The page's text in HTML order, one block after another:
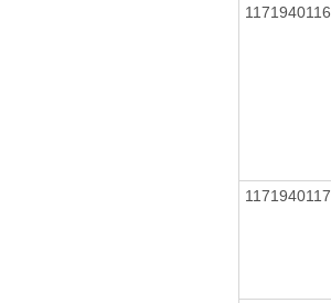
1171940116
1171940117